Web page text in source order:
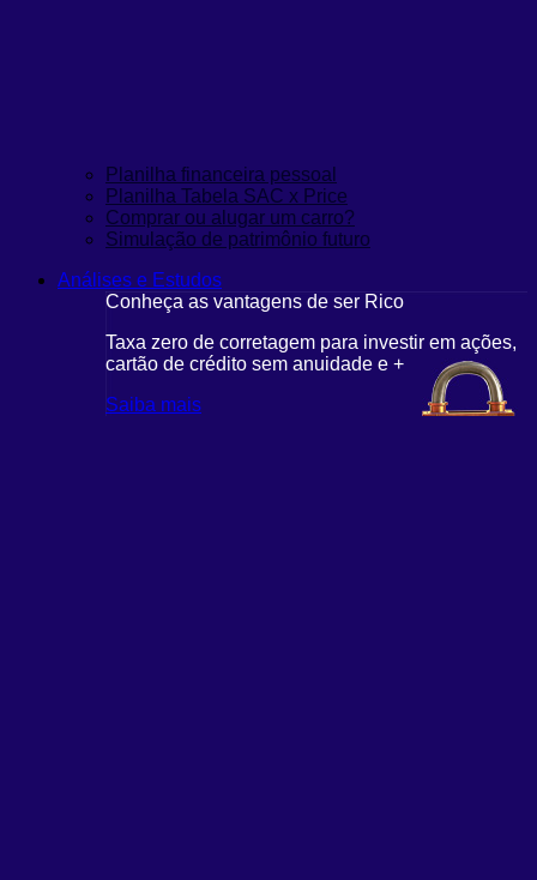
Planilha financeira pessoal
Planilha Tabela SAC x Price
Comprar ou alugar um carro?
Simulação de patrimônio futuro
Análises e Estudos
Conheça as vantagens de ser Rico
Taxa zero de corretagem para investir em ações,
cartão de crédito sem anuidade e +
Saiba mais